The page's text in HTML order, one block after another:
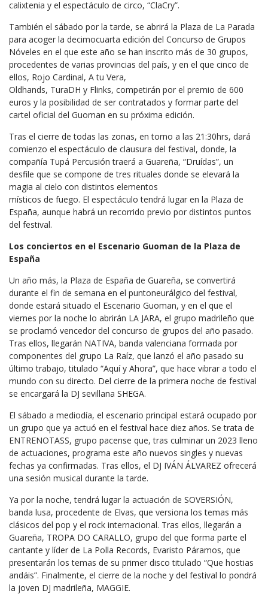
calixtenia y el espectáculo de circo, “ClaCry”.
También el sábado por la tarde, se abrirá la Plaza de La Parada
para acoger la decimocuarta edición del Concurso de Grupos
Nóveles en el que este año se han inscrito más de 30 grupos,
procedentes de varias provincias del país, y en el que cinco de
ellos, Rojo Cardinal, A tu Vera,
Oldhands, TuraDH y Flinks, competirán por el premio de 600
euros y la posibilidad de ser contratados y formar parte del
cartel oficial del Guoman en su próxima edición.
Tras el cierre de todas las zonas, en torno a las 21:30hrs, dará
comienzo el espectáculo de clausura del festival, donde, la
compañía Tupá Percusión traerá a Guareña, “Druídas”, un
desfile que se compone de tres rituales donde se elevará la
magia al cielo con distintos elementos
místicos de fuego. El espectáculo tendrá lugar en la Plaza de
España, aunque habrá un recorrido previo por distintos puntos
del festival.
Los conciertos en el Escenario Guoman de la Plaza de
España
Un año más, la Plaza de España de Guareña, se convertirá
durante el fin de semana en el puntoneurálgico del festival,
donde estará situado el Escenario Guoman, y en el que el
viernes por la noche lo abrirán LA JARA, el grupo madrileño que
se proclamó vencedor del concurso de grupos del año pasado.
Tras ellos, llegarán NATIVA, banda valenciana formada por
componentes del grupo La Raíz, que lanzó el año pasado su
último trabajo, titulado “Aquí y Ahora”, que hace vibrar a todo el
mundo con su directo. Del cierre de la primera noche de festival
se encargará la DJ sevillana SHEGA.
El sábado a mediodía, el escenario principal estará ocupado por
un grupo que ya actuó en el festival hace diez años. Se trata de
ENTRENOTASS, grupo pacense que, tras culminar un 2023 lleno
de actuaciones, programa este año nuevos singles y nuevas
fechas ya confirmadas. Tras ellos, el DJ IVÁN ÁLVAREZ ofrecerá
una sesión musical durante la tarde.
Ya por la noche, tendrá lugar la actuación de SOVERSIÓN,
banda lusa, procedente de Elvas, que versiona los temas más
clásicos del pop y el rock internacional. Tras ellos, llegarán a
Guareña, TROPA DO CARALLO, grupo del que forma parte el
cantante y líder de La Polla Records, Evaristo Páramos, que
presentarán los temas de su primer disco titulado “Que hostias
andáis”. Finalmente, el cierre de la noche y del festival lo pondrá
la joven DJ madrileña, MAGGIE.